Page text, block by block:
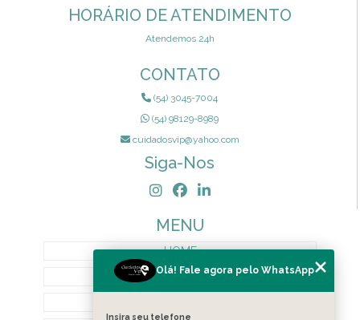
HORÁRIO DE ATENDIMENTO
Atendemos 24h
CONTATO
(54) 3045-7004
(54) 98129-8989
cuidadosvip@yahoo.com
Siga-Nos
MENU
HOME
QUEM SOMOS
Olá! Fale agora pelo WhatsApp
Insira seu telefone